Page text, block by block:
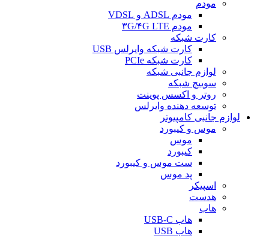
مودم
مودم ADSL و VDSL
مودم ۳G/۴G LTE
کارت شبکه
کارت شبکه وایرلس USB
کارت شبکه PCIe
لوازم جانبی شبکه
سوییچ شبکه
روتر و اکسس پوینت
توسعه دهنده وایرلس
لوازم جانبی کامپیوتر
موس و کیبورد
موس
کیبورد
ست موس و کیبورد
پد موس
اسپیکر
هدست
هاب
هاب USB-C
هاب USB